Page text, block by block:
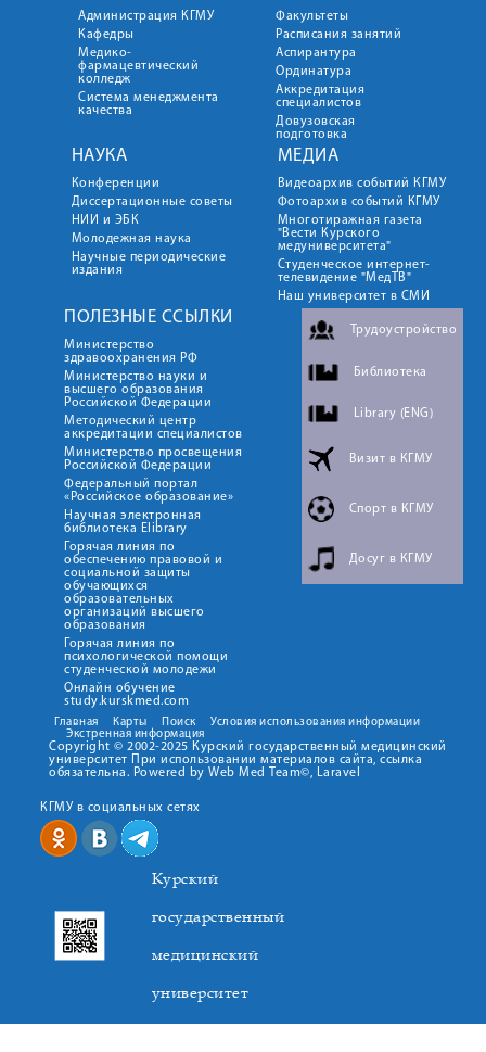
Администрация КГМУ
Кафедры
Медико-
фармацевтический
колледж
Система менеджмента
качества
Факультеты
Расписания занятий
Аспирантура
Ординатура
Аккредитация
специалистов
Довузовская
подготовка
НАУКА
Конференции
Диссертационные советы
НИИ и ЭБК
Молодежная наука
Научные периодические
издания
МЕДИА
Видеоархив событий КГМУ
Фотоархив событий КГМУ
Многотиражная газета
"Вести Курского
медуниверситета"
Студенческое интернет-
телевидение "МедТВ"
Наш университет в СМИ
ПОЛЕЗНЫЕ ССЫЛКИ
Министерство
здравоохранения РФ
Министерство науки и
высшего образования
Российской Федерации
Методический центр
аккредитации специалистов
Министерство просвещения
Российской Федерации
Федеральный портал
«Российское образование»
Научная электронная
библиотека Elibrary
Горячая линия по
обеспечению правовой и
социальной защиты
обучающихся
образовательных
организаций высшего
образования
Горячая линия по
психологической помощи
студенческой молодежи
Онлайн обучение
study.kurskmed.com
Трудоустройство
Библиотека
Library (ENG)
Визит в КГМУ
Спорт в КГМУ
Досуг в КГМУ
Главная Карты Поиск
Условия использования информации
Экстренная информация
Copyright © 2002-2025 Курский государственный медицинский
университет При использовании материалов сайта, ссылка
обязательна. Powered by Web Med Team©, Laravel
КГМУ в социальных сетях
Курский
государственный
медицинский
университет